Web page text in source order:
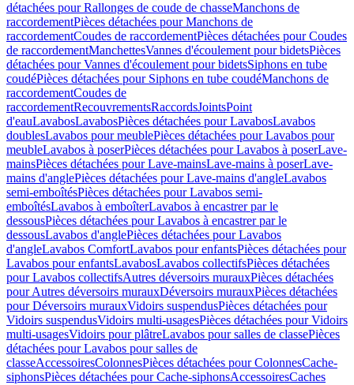
détachées pour Rallonges de coude de chasseManchons de
raccordementPièces détachées pour Manchons de
raccordementCoudes de raccordementPièces détachées pour Coudes
de raccordementManchettesVannes d'écoulement pour bidetsPièces
détachées pour Vannes d'écoulement pour bidetsSiphons en tube
coudéPièces détachées pour Siphons en tube coudéManchons de
raccordementCoudes de
raccordementRecouvrementsRaccordsJointsPoint
d'eauLavabosLavabosPièces détachées pour LavabosLavabos
doublesLavabos pour meublePièces détachées pour Lavabos pour
meubleLavabos à poserPièces détachées pour Lavabos à poserLave-
mainsPièces détachées pour Lave-mainsLave-mains à poserLave-
mains d'anglePièces détachées pour Lave-mains d'angleLavabos
semi-emboîtésPièces détachées pour Lavabos semi-
emboîtésLavabos à emboîterLavabos à encastrer par le
dessousPièces détachées pour Lavabos à encastrer par le
dessousLavabos d'anglePièces détachées pour Lavabos
d'angleLavabos ComfortLavabos pour enfantsPièces détachées pour
Lavabos pour enfantsLavabosLavabos collectifsPièces détachées
pour Lavabos collectifsAutres déversoirs murauxPièces détachées
pour Autres déversoirs murauxDéversoirs murauxPièces détachées
pour Déversoirs murauxVidoirs suspendusPièces détachées pour
Vidoirs suspendusVidoirs multi-usagesPièces détachées pour Vidoirs
multi-usagesVidoirs pour plâtreLavabos pour salles de classePièces
détachées pour Lavabos pour salles de
classeAccessoiresColonnesPièces détachées pour ColonnesCache-
siphonsPièces détachées pour Cache-siphonsAccessoiresCaches